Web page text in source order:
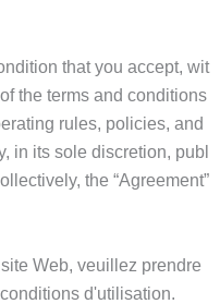
that you accept, wit
the terms and conditions
rules, policies, and
in its sole discretion, publ
the “Agreement”
Web, veuillez prendre
d'utilisation.